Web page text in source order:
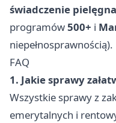
świadczenie
programów500+ i
niepełnosprawnością).
FAQ
1. Jakie sprawy
Wszystkie sprawy z
emerytalnych i